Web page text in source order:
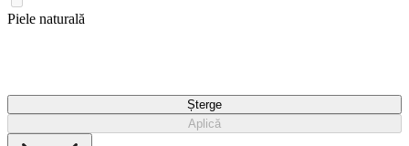
Piele naturală
Șterge
Aplică